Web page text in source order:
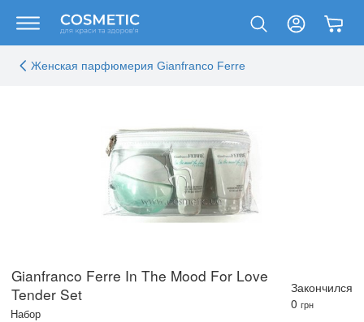
Женская парфюмерия Gianfranco Ferre
Gianfranco Ferre In The Mood For Love
Tender Set
Набор
Закончился
0 грн